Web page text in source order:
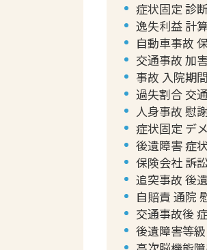
症状固定 診
逸失利益 計
自動車事故
交通事故 加
事故 入院期間
過失割合 交
人身事故 慰
症状固定 デ
後遺障害 症
保険会社 訴
追突事故 後
自賠責 通院
交通事故後
後遺障害等